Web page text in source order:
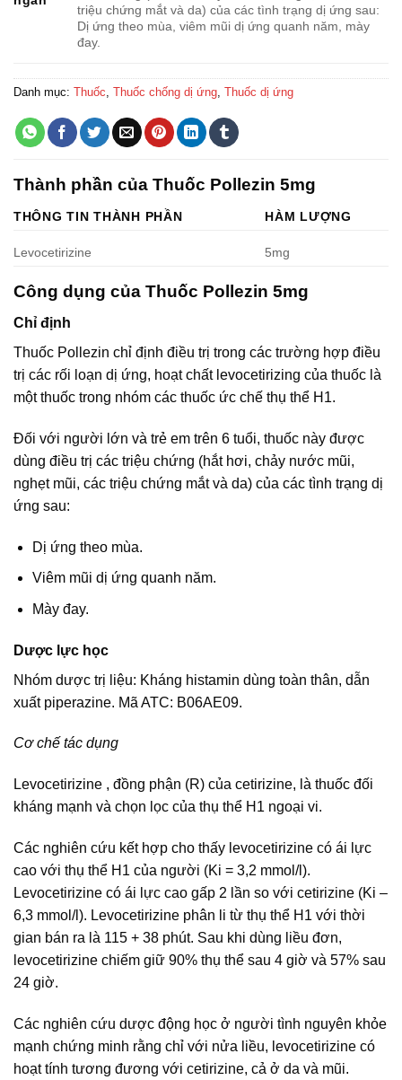
triệu chứng mắt và da) của các tình trạng dị ứng sau:
Dị ứng theo mùa, viêm mũi dị ứng quanh năm, mày
đay.
Danh mục: Thuốc Thuốc chống dị ứng Thuốc dị ứng
Thành phần của Thuốc Pollezin 5mg
THÔNG TIN THÀNH PHẦN HÀM LƯỢNG
Levocetirizine 5mg
Công dụng của Thuốc Pollezin 5mg
Chỉ định
Thuốc Pollezin chỉ định điều trị trong các trường hợp điều
trị các rối loạn dị ứng, hoạt chất levocetirizing của thuốc là
một thuốc trong nhóm các thuốc ức chế thụ thể H1.
Đối với người lớn và trẻ em trên 6 tuổi, thuốc này được
dùng điều trị các triệu chứng (hắt hơi, chảy nước mũi,
nghẹt mũi, các triệu chứng mắt và da) của các tình trạng dị
ứng sau:
Dị ứng theo mùa.
Viêm mũi dị ứng quanh năm.
Mày đay.
Dược lực học
Nhóm dược trị liệu: Kháng histamin dùng toàn thân, dẫn
xuất piperazine. Mã ATC: B06AE09.
Cơ chế tác dụng
Levocetirizine , đồng phận (R) của cetirizine, là thuốc đối
kháng mạnh và chọn lọc của thụ thể H1 ngoại vi.
Các nghiên cứu kết hợp cho thấy levocetirizine có ái lực
cao với thụ thể H1 của người (Ki = 3,2 mmol/l).
Levocetirizine có ái lực cao gấp 2 lần so với cetirizine (Ki –
6,3 mmol/l). Levocetirizine phân li từ thụ thể H1 với thời
gian bán ra là 115 + 38 phút. Sau khi dùng liều đơn,
levocetirizine chiếm giữ 90% thụ thể sau 4 giờ và 57% sau
24 giờ.
Các nghiên cứu dược động học ở người tình nguyên khỏe
mạnh chứng minh rằng chỉ với nửa liều, levocetirizine có
hoạt tính tương đương với cetirizine, cả ở da và mũi.